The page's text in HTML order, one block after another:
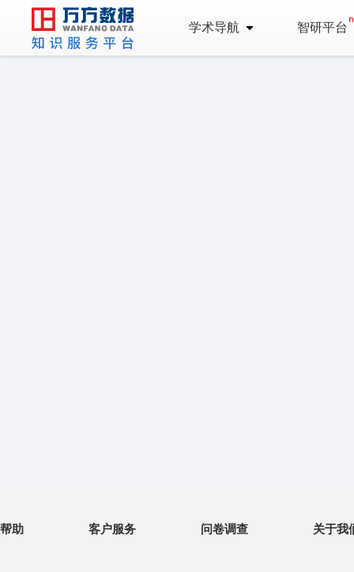
学术导航 智研平台
帮助 客户服务 问卷调查 关于我